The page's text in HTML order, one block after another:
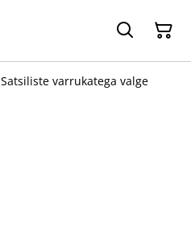
Satsiliste varrukatega valge